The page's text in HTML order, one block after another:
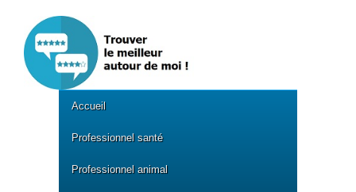
Accueil
Professionnel santé
Professionnel animal